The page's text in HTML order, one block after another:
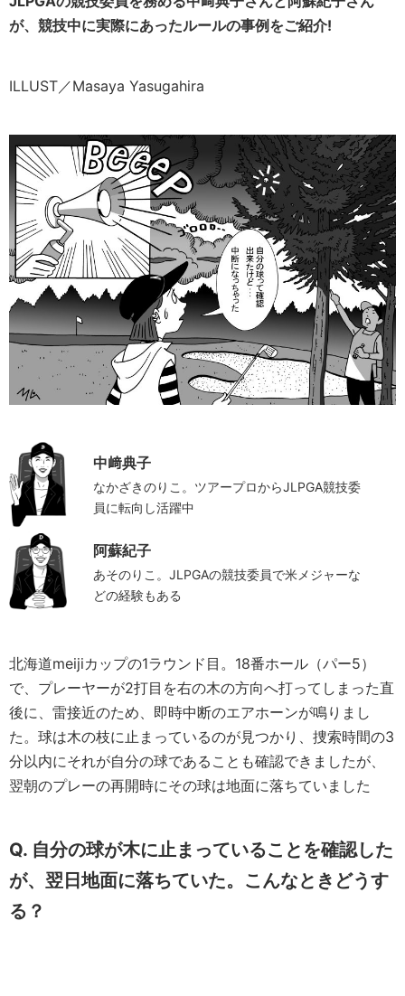
が、競技中に実際にあったルールの事例をご紹介!
ILLUST／Masaya Yasugahira
中﨑典子
なかざきのりこ。ツアープロからJLPGA競技委
員に転向し活躍中
阿蘇紀子
あそのりこ。JLPGAの競技委員で米メジャーな
どの経験もある
北海道meijiカップの1ラウンド目。18番ホール（パー5）
で、プレーヤーが2打目を右の木の方向へ打ってしまった直
後に、雷接近のため、即時中断のエアホーンが鳴りまし
た。球は木の枝に止まっているのが見つかり、捜索時間の3
分以内にそれが自分の球であることも確認できましたが、
翌朝のプレーの再開時にその球は地面に落ちていました
Q. 自分の球が木に止まっていることを確認した
が、翌日地面に落ちていた。こんなときどうす
る？